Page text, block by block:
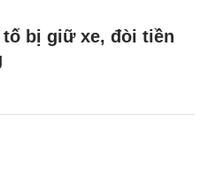
tố bị giữ xe, đòi tiền